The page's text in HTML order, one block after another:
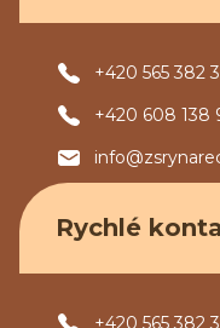
+420 565 382
+420 608 138
Rychlé
+420 565 382